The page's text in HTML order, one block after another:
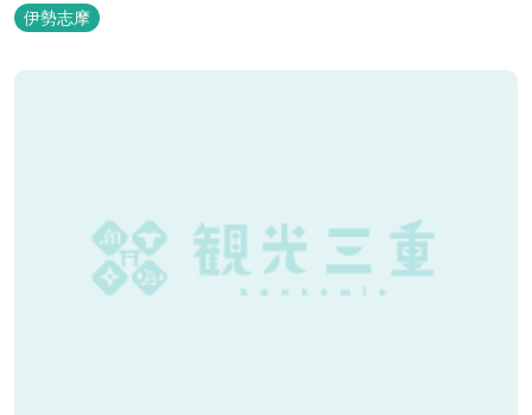
https://www.youtube.com/watch?v=jpF0wPRjqSw
伊勢志摩